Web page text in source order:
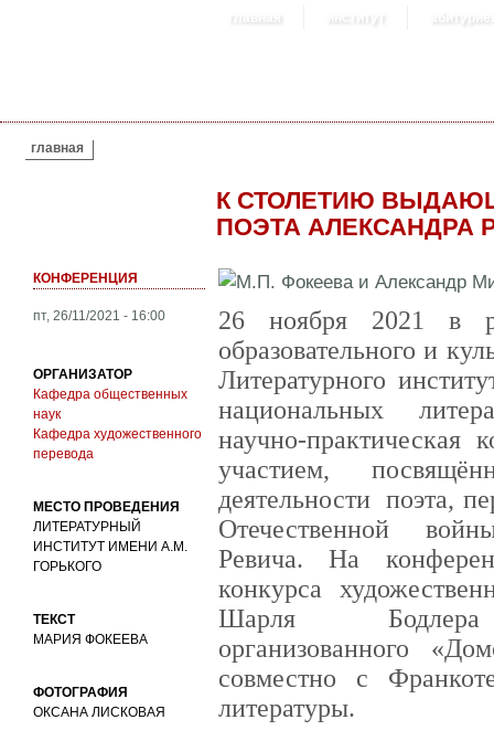
главная институт
ВЫ ЗДЕСЬ
главная
К СТОЛЕТИЮ
ПОЭТА АЛЕКСАНДРА
КОНФЕРЕНЦИЯ
пт, 26/11/2021 - 16:00
ОРГАНИЗАТОР
Кафедра общественных
наук
Кафедра художественного
перевода
МЕСТО ПРОВЕДЕНИЯ
ЛИТЕРАТУРНЫЙ
ИНСТИТУТ ИМЕНИ А.М.
ГОРЬКОГО
ТЕКСТ
МАРИЯ ФОКЕЕВА
ФОТОГРАФИЯ
ОКСАНА ЛИСКОВАЯ
26 ноября 2021 в
образовательного и
Литературного
национальных
научно-практическая
участием,
деятельности поэта,
Отечественной
Ревича. На
конкурса
Шарля
организованного
совместно с
литературы.